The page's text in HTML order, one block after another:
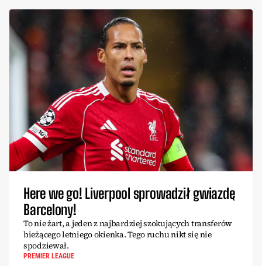
Here we go! Liverpool sprowadził gwiazdę
Barcelony!
To nie żart, a jeden z najbardziej szokujących transferów
bieżącego letniego okienka. Tego ruchu nikt się nie
spodziewał.
PREMIER LEAGUE